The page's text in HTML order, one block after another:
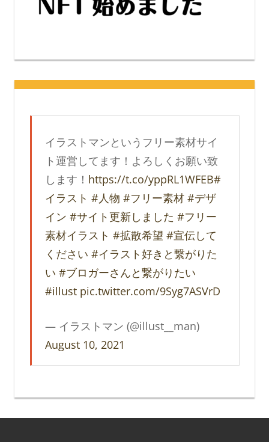
イラストマンというフリー素材サイ
ト運営してます！よろしくお願い致
します！ https://t.co/yppRL1WFEB#
イラスト #人物 #フリー素材 #デザ
イン #サイト更新しました #フリー
素材イラスト #拡散希望 #宣伝して
ください #イラスト好きと繋がりた
い #ブロガーさんと繋がりたい
#illust pic.twitter.com/9Syg7ASVrD
— イラストマン (@illust__man)
August 10, 2021